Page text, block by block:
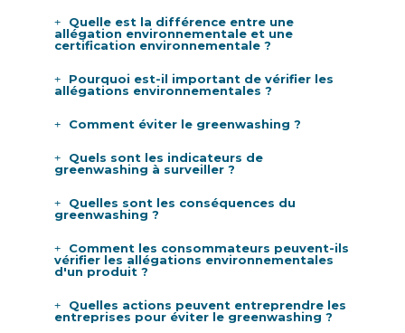
Quelle est la différence entre une
allégation environnementale et une
certification environnementale ?
Pourquoi est-il important de vérifier les
allégations environnementales ?
Comment éviter le greenwashing ?
Quels sont les indicateurs de
greenwashing à surveiller ?
Quelles sont les conséquences du
greenwashing ?
Comment les consommateurs peuvent-ils
vérifier les allégations environnementales
d'un produit ?
Quelles actions peuvent entreprendre les
entreprises pour éviter le greenwashing ?